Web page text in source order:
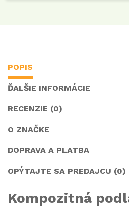
POPIS
ĎALŠIE INFORMÁCIE
RECENZIE (0)
O ZNAČKE
DOPRAVA A PLATBA
OPÝTAJTE SA PREDAJCU (0)
Kompozitná